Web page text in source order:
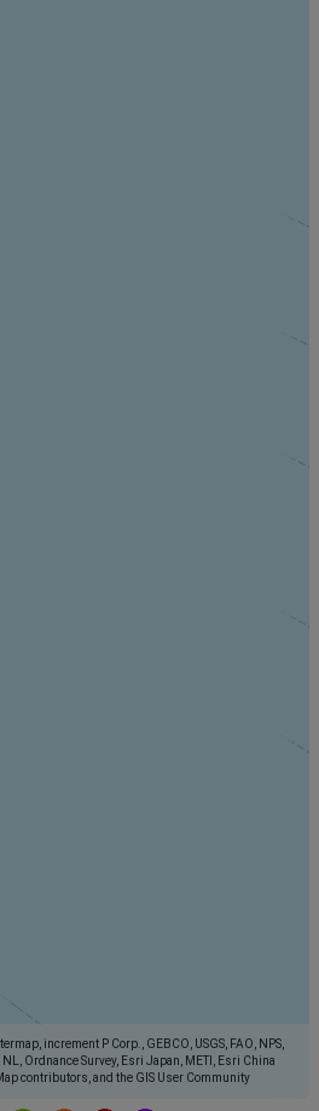
increment P Corp., GEBCO, USGS, FAO, NPS,
Ordnance Survey, Esri Japan, METI, Esri China
contributors, and the GIS User Community